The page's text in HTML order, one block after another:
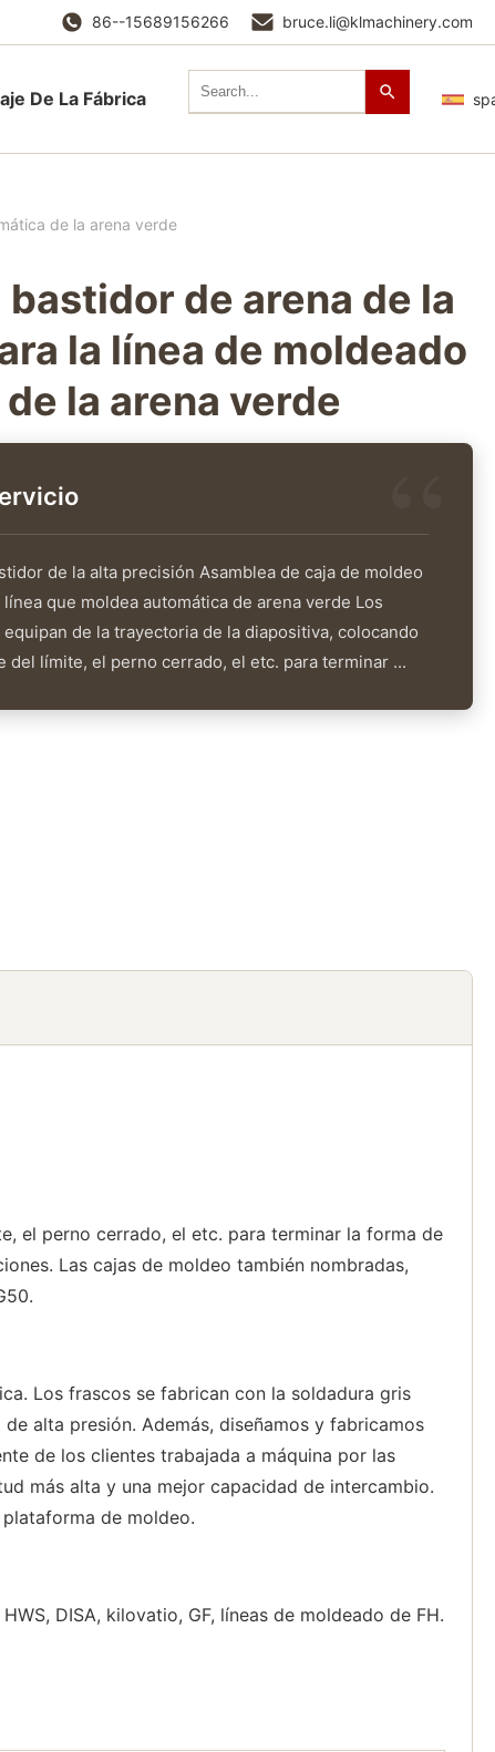
86--15689156266 bruce.li@klmachinery.com
De La Fábrica
de la arena verde
de arena de la
la línea de moldeado
la arena verde
de la alta precisión Asamblea de caja de moldeo
que moldea automática de arena verde Los
de la trayectoria de la diapositiva, colocando
del límite, el perno cerrado, el etc. para terminar ...
el perno cerrado, el etc. para terminar la forma de
Las cajas de moldeo también nombradas,
Los frascos se fabrican con la soldadura gris
alta presión. Además, diseñamos y fabricamos
de los clientes trabajada a máquina por las
más alta y una mejor capacidad de intercambio.
de moldeo.
DISA, kilovatio, GF, líneas de moldeado de FH.